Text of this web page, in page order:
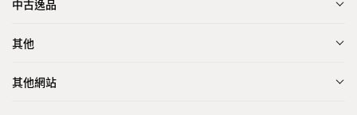
中古逸品
其他
其他網站